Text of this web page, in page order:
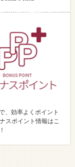
、効率よくポイント
スポイント情報はこ